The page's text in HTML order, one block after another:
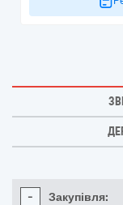
- Закупівля: